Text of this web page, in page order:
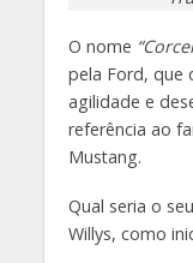
O nome
pela Ford, que
agilidade e
referência ao
Mustang.
Qual seria o
Willys, como